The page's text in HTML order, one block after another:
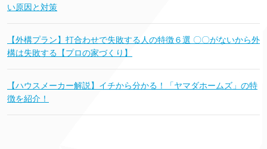
い原因と対策
【外構プラン】打合わせで失敗する人の特徴６選 〇〇がないから外
構は失敗する【プロの家づくり】
【ハウスメーカー解説】イチから分かる！「ヤマダホームズ」の特
徴を紹介！